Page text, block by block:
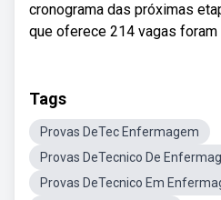
cronograma das próximas
que oferece 214 vagas foram
Tags
Provas DeTec Enfermagem
Provas DeTecnico De
Provas DeTecnico Em